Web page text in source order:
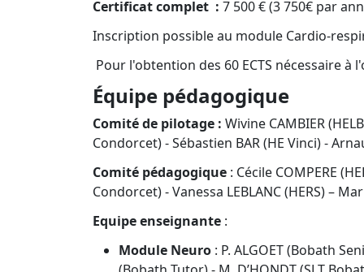
Certificat complet : 7 500 € (3 750€ par
Inscription possible au module Cardio-
Pour l'obtention des 60 ECTS nécessaire
Équipe pédagogique
Comité de pilotage : Wivine CAMBIER
Condorcet) - Sébastien BAR (HE Vinci) -
Comité pédagogique : Cécile COMPERE
Condorcet) - Vanessa LEBLANC (HERS) –
Equipe enseignante :
Module Neuro : P. ALGOET (Bobath